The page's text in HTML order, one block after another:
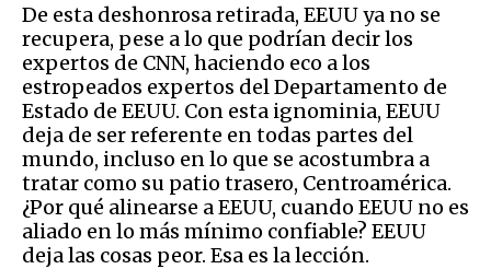
De esta deshonrosa retirada, EEUU ya no se
recupera, pese a lo que podrían decir los
expertos de CNN, haciendo eco a los
estropeados expertos del Departamento de
Estado de EEUU. Con esta ignominia, EEUU
deja de ser referente en todas partes del
mundo, incluso en lo que se acostumbra a
tratar como su patio trasero, Centroamérica.
¿Por qué alinearse a EEUU, cuando EEUU no es
aliado en lo más mínimo confiable? EEUU
deja las cosas peor. Esa es la lección.